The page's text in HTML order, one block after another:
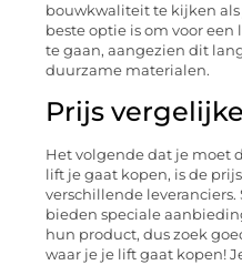
bouwkwaliteit te kijken
beste optie is om voor
te gaan, aangezien dit
duurzame materialen.
Prijs
Het volgende dat je moet
lift je gaat kopen, is de
verschillende
bieden speciale
hun product, dus zoek
waar je je lift gaat kopen!